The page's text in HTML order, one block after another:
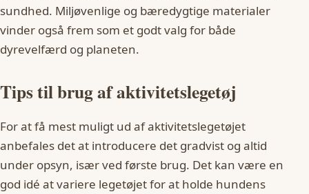
sundhed. Miljøvenlige og bæredygtige materialer
vinder også frem som et godt valg for både
dyrevelfærd og planeten.
Tips til brug af aktivitetslegetøj
For at få mest muligt ud af aktivitetslegetøjet
anbefales det at introducere det gradvist og altid
under opsyn, især ved første brug. Det kan være en
god idé at variere legetøjet for at holde hundens